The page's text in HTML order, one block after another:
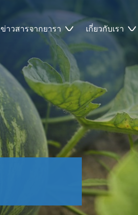
ข่าวสารจากยารา เกี่ยวกับเรา